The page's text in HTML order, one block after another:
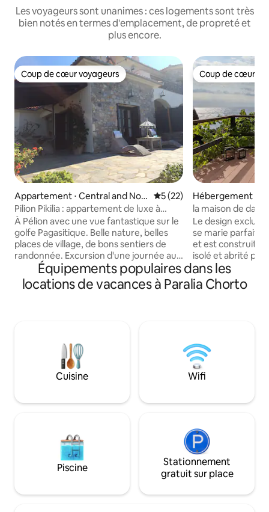
Les voyageurs sont unanimes : ces logements sont très
bien notés en termes d'emplacement, de propreté et
plus encore.
Coup de cœur voyageurs
Coup de cœur voyageurs
Appartement ⋅ Central and Nort
h Greece
Évaluation moyenne sur la
5 (22)
Pilion Pikilia : appartement de luxe à
Chorto
À Pélion avec une vue fantastique sur le
golfe Pagasitique. Belle nature, belles
places de village, de bons sentiers de
randonnée. Excursion d'une journée aux
monastères de Meteora ou à l'île de
Skiathos. Sur une colline, dans une
ancienne oliveraie, nous avons construit
voiliers ainsi que les îles situées plus bas
sont le spectacle varié de la journée. Au
lever et au coucher du soleil, vous
pourrez profiter d'un ciel coloré
Coup de cœur
Coup de cœur
Hébergement ⋅
ch
la maison de
Le design exclusif
se marie
et est construit
isolé et abrité par la
85 m2 dispose
avec une vue
une cour arrière
maison est
professionnelle
et équipée. À seulement 3 minutes à
pied de
Équipements populaires dans les
locations de vacances à Paralia Chorto
Cuisine Wifi
Piscine
Stationnement
gratuit sur place